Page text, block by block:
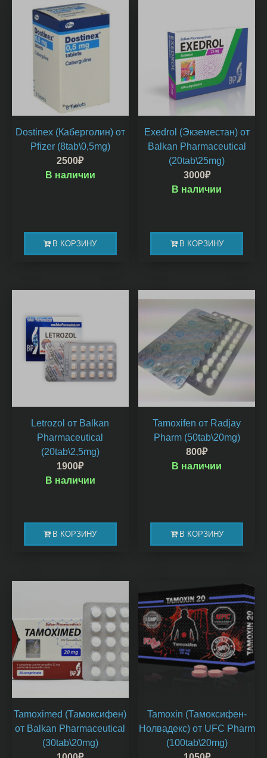
Dostinex (Каберголин) от
Pfizer (8tab\0,5mg)
2500₽
В КОРЗИНУ
В наличии
Exedrol (Экземестан) от
Balkan Pharmaceutical
(20tab\25mg)
3000₽
В КОРЗИНУ
В наличии
Letrozol от Balkan
Pharmaceutical
(20tab\2,5mg)
1900₽
В КОРЗИНУ
В наличии
Tamoxifen от Radjay
Pharm (50tab\20mg)
800₽
В КОРЗИНУ
В наличии
Tamoximed (Тамоксифен)
от Balkan Pharmaceutical
(30tab\20mg)
Tamoxin (Тамоксифен-
Нолвадекс) от UFC Pharm
(100tab\20mg)